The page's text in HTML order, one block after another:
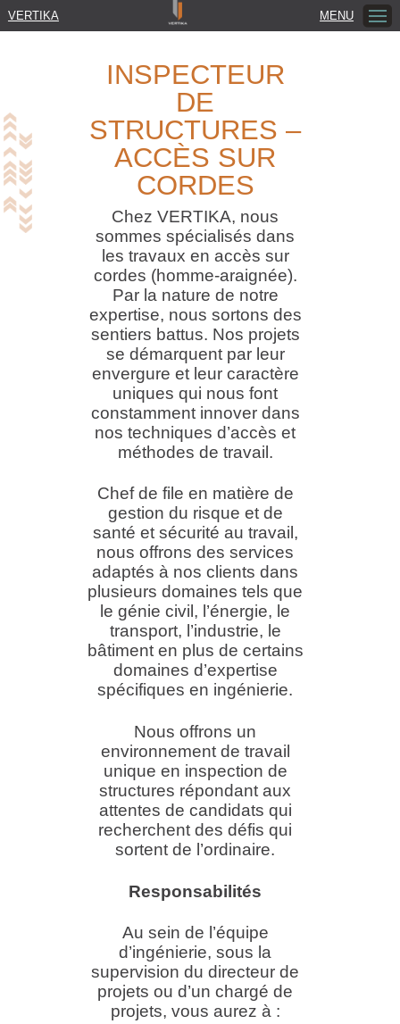
VERTIKA MENU
INSPECTEUR
DE
STRUCTURES –
ACCÈS SUR
CORDES
Chez VERTIKA, nous
sommes spécialisés dans
les travaux en accès sur
cordes (homme-araignée).
Par la nature de notre
expertise, nous sortons des
sentiers battus. Nos projets
se démarquent par leur
envergure et leur caractère
uniques qui nous font
constamment innover dans
nos techniques d’accès et
méthodes de travail.
Chef de file en matière de
gestion du risque et de
santé et sécurité au travail,
nous offrons des services
adaptés à nos clients dans
plusieurs domaines tels que
le génie civil, l’énergie, le
transport, l’industrie, le
bâtiment en plus de certains
domaines d’expertise
spécifiques en ingénierie.
Nous offrons un
environnement de travail
unique en inspection de
structures répondant aux
attentes de candidats qui
recherchent des défis qui
sortent de l’ordinaire.
Responsabilités
Au sein de l’équipe
d’ingénierie, sous la
supervision du directeur de
projets ou d’un chargé de
projets, vous aurez à :